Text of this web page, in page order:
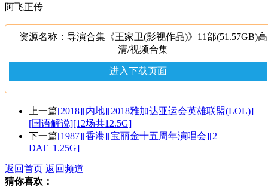
阿飞正传
资源名称：导演合集《王家卫(影视作品)》11部(51.57GB)高
清/视频合集
进入下载页面
上一篇[2018][内地][2018雅加达亚运会英雄联盟(LOL)]
[国语解说][12场共12.5G]
下一篇[1987][香港][宝丽金十五周年演唱会][2
DAT_1.25G]
返回首页 返回频道
猜你喜欢：